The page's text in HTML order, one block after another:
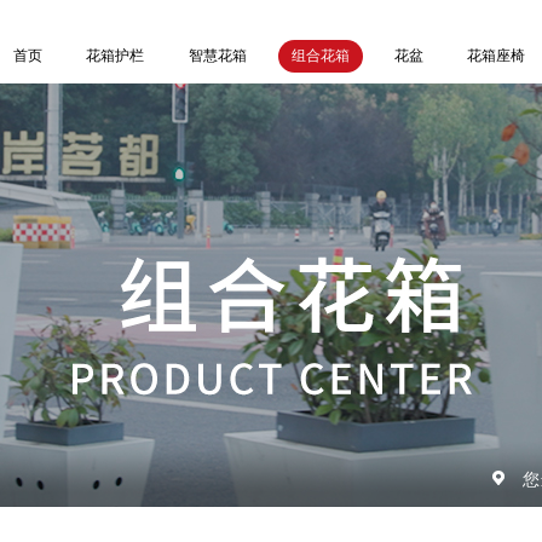
首页 花箱护栏 智慧花箱 组合花箱 花盆 花箱座椅